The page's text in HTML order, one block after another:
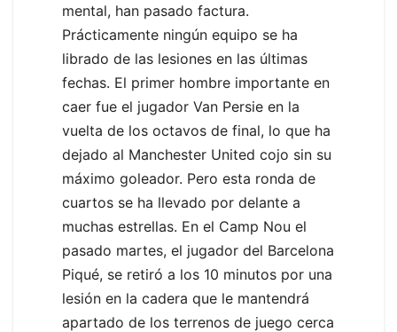
mental, han pasado factura.
Prácticamente ningún equipo se ha
librado de las lesiones en las últimas
fechas. El primer hombre importante en
caer fue el jugador Van Persie en la
vuelta de los octavos de final, lo que ha
dejado al Manchester United cojo sin su
máximo goleador. Pero esta ronda de
cuartos se ha llevado por delante a
muchas estrellas. En el Camp Nou el
pasado martes, el jugador del Barcelona
Piqué, se retiró a los 10 minutos por una
lesión en la cadera que le mantendrá
apartado de los terrenos de juego cerca